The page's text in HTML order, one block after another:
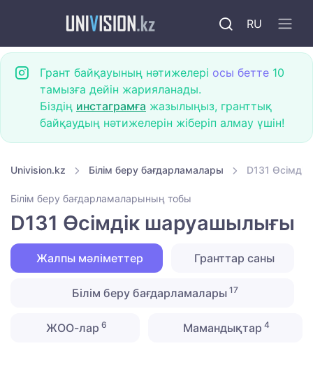
RU
Грант байқауының нәтижелері осы бетте 10
тамызға дейін жарияланады.
Біздің инстаграмға жазылыңыз, гранттық
байқаудың нәтижелерін жіберіп алмау үшін!
Univision.kz Білім беру бағдарламалары D131
Білім беру бағдарламаларының тобы
D131 Өсімдік шаруашылығы
Жалпы мәліметтер Гранттар саны
Білім беру бағдарламалары 17
ЖОО-лар 6 Мамандықтар 4